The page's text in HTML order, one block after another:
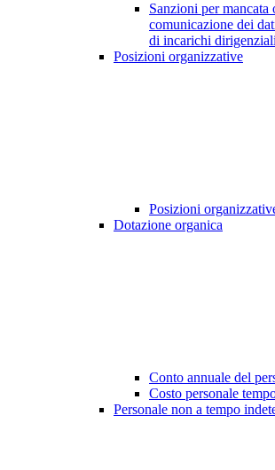
Sanzioni per mancata
comunicazione dei
di incarichi dirigenziali
Posizioni organizzative
Posizioni
Dotazione organica
Conto annuale del
Costo personale
Personale non a tempo